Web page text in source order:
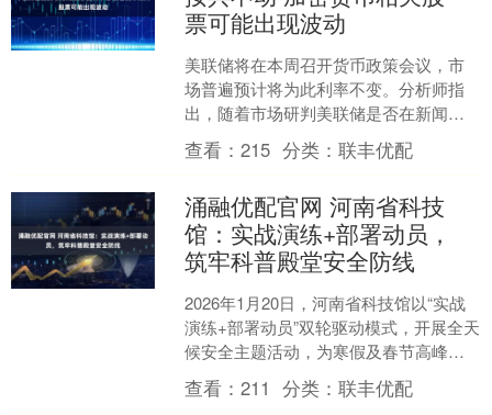
票可能出现波动
美联储将在本周召开货币政策会议，市
场普遍预计将为此利率不变。分析师指
出，随着市场研判美联储是否在新闻发
布会上释放鸽派暂停信号并回应政治压
力与可负担性政策，Coi....
查看：215 分类：联丰优配
涌融优配官网 河南省科技
馆：实战演练+部署动员，
筑牢科普殿堂安全防线
2026年1月20日，河南省科技馆以“实战
演练+部署动员”双轮驱动模式，开展全天
候安全主题活动，为寒假及春节高峰期
场馆安全运行筑牢保障。 上午10时，反
恐防暴培....
查看：211 分类：联丰优配